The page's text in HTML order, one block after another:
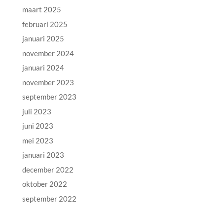
maart 2025
februari 2025
januari 2025
november 2024
januari 2024
november 2023
september 2023
juli 2023
juni 2023
mei 2023
januari 2023
december 2022
oktober 2022
september 2022